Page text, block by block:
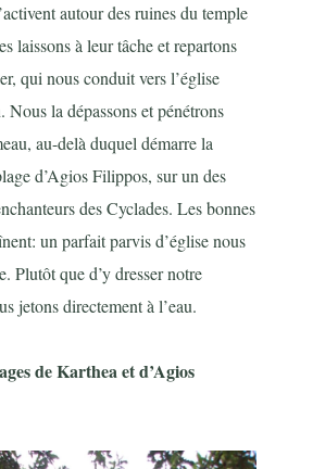
autour des ruines du temple
laissons à leur tâche et repartons
qui nous conduit vers l’église
Nous la dépassons et pénétrons
au-delà duquel démarre la
d’Agios Filippos, sur un des
des Cyclades. Les bonnes
un parfait parvis d’église nous
Plutôt que d’y dresser notre
jetons directement à l’eau.
de Karthea et d’Agios